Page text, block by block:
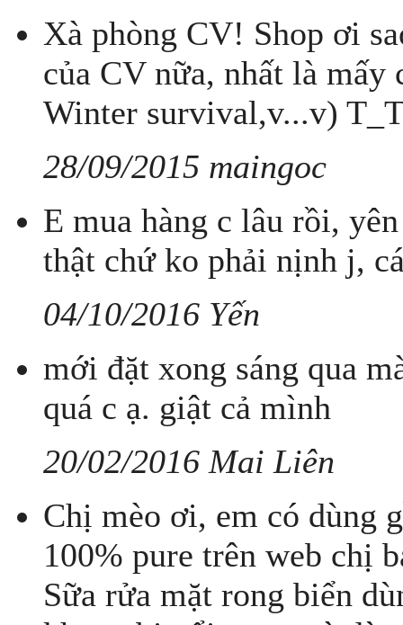
Xà phòng CV! Shop ơi
của CV nữa, nhất là
Winter survival,v...v)
28/09/2015 maingoc
E mua hàng c lâu rồi,
thật chứ ko phải nịnh j,
04/10/2016 Yến
mới đặt xong sáng qua
quá c ạ. giật cả mình
20/02/2016 Mai Liên
Chị mèo ơi, em có dùng
100% pure trên web chị
Sữa rửa mặt rong biển